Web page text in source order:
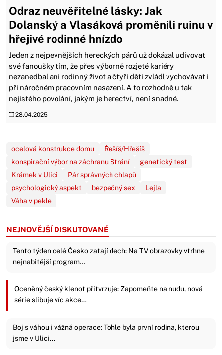
Odraz neuvěřitelné lásky: Jak
Dolanský a Vlasáková proměnili ruinu v
hřejivé rodinné hnízdo
Jeden z nejpevnějších hereckých párů už dokázal udivovat
své fanoušky tím, že přes výborně rozjeté kariéry
nezanedbal ani rodinný život a čtyři děti zvládl vychovávat i
při náročném pracovním nasazení. A to rozhodně u tak
nejistého povolání, jakým je herectví, není snadné.
28.04.2025
ocelová konstrukce domu
Řešíš/Hřešíš
konspirační výbor na záchranu Strání
genetický test
Krámek v Ulici
Pár správných chlapů
psychologický aspekt
bezpečný sex
Lejla
Váha v pekle
NEJNOVĚJŠÍ DISKUTOVANÉ
Tento týden celé Česko zatají dech: Na TV obrazovky vtrhne
nejnabitější program…
Oceněný český klenot přitvrzuje: Zapomeňte na nudu, nová
série slibuje víc akce…
Boj s váhou i vážná operace: Tohle byla první rodina, kterou
jsme v Ulici…